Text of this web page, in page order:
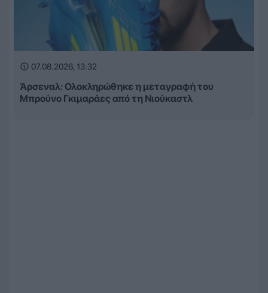
07.08.2026, 13:32
Άρσεναλ: Ολοκληρώθηκε η μεταγραφή του
Μπρούνο Γκιμαράες από τη Νιούκαστλ